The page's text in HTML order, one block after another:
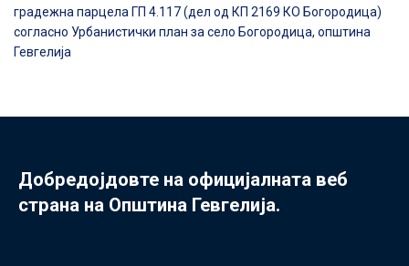
градежна парцела ГП 4.117 (дел од КП 2169 КО Богородица)
согласно Урбанистички план за село Богородица, општина
Гевгелија
Добредојдовте на официјалната веб
страна на Општина Гевгелија.